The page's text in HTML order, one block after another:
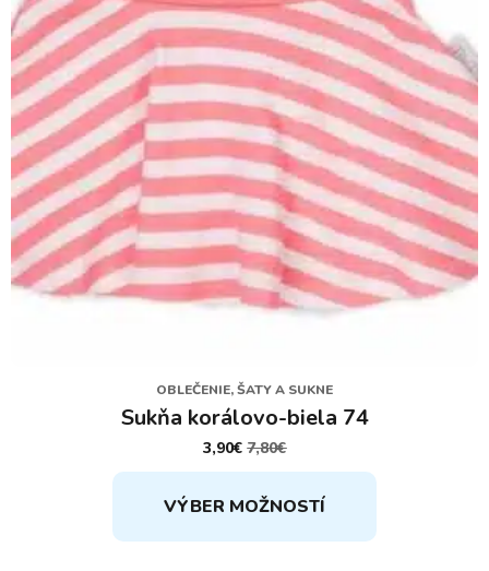
vybrať
na
stránke
produktu.
OBLEČENIE, ŠATY A SUKNE
Sukňa korálovo-biela 74
7,80€
PÔVODNÁ
CENA
BOLA:
7,80€.
3,90€ AKTUÁLNA
CENA
JE:
3,90€.
VÝBER MOŽNOSTÍ
Tento
produkt
má